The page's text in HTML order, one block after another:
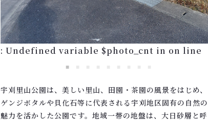
: Undefined variable $photo_cnt in on line
宇刈里山公園は、美しい里山、田園・茶園の風景をはじめ、
ゲンジボタルや貝化石等に代表される宇刈地区固有の自然の
魅力を活かした公園です。地域一帯の地盤は、大日砂層と呼